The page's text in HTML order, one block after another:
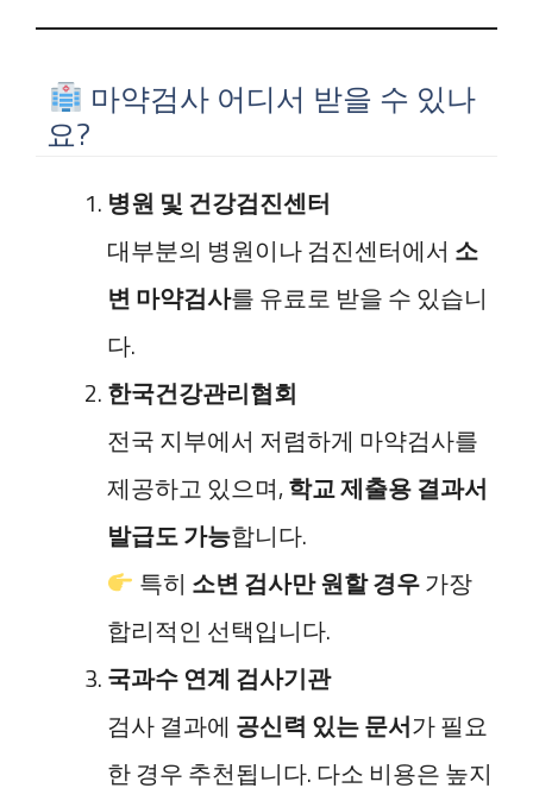
마약검사 어디서 받을 수 있나
요?
병원 및 건강검진센터
대부분의 병원이나 검진센터에서 소
변 마약검사를 유료로 받을 수 있습니
다.
한국건강관리협회
전국 지부에서 저렴하게 마약검사를
제공하고 있으며,학교 제출용 결과서
발급도 가능합니다.
특히 소변 검사만 원할 경우가장
합리적인 선택입니다.
국과수 연계 검사기관
검사 결과에 공신력 있는 문서가 필요
한 경우 추천됩니다. 다소 비용은 높지